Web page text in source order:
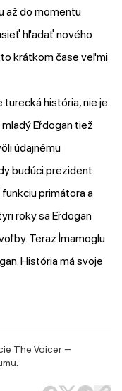
až do momentu
hľadať nového
krátkom čase veľmi
turecká história, nie je
E̋rdogan tiež
údajnému
budúci prezident
primátora a
roky sa E̋rdogan
Teraz İmamoglu
História má svoje
The Voicer —